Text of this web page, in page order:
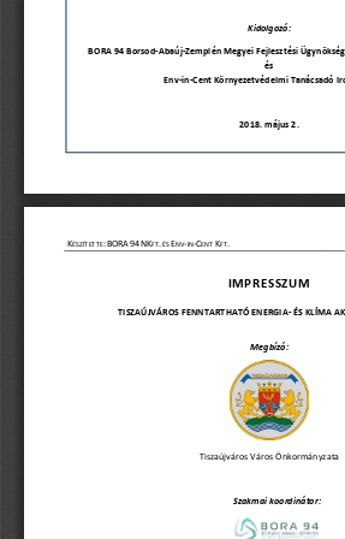
Kidolgozó:
BORA 94 Borsod-Abaúj-Zemplén Megyei Fejlesztési Ügyn
és
Env-in-Cent Környezetvédelmi Tanácsadó
2018. május 2.
KÉSZÍTETTE:BORA94NKFT.ÉS ENV-IN-CENT KFT.
IMPR ESSZU M
TISZAÚJVÁROS FENNTARTHATÓ ENERGIA-ÉS KLÍMA
Megbízó:
Tiszaújváros Város Önkormányzata
Szakmai koordinátor: